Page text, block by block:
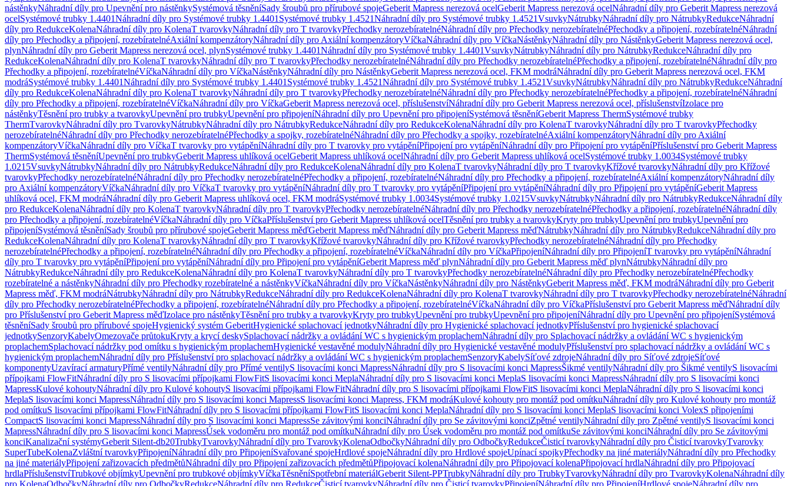
nástěnkyNáhradní díly pro Upevnění pro nástěnkySystémová těsněníSady šroubů pro přírubové spojeGeberit Mapress nerezová ocelGeberit Mapress nerezová ocelNáhradní díly pro Geberit Mapress nerezová
ocelSystémové trubky 1.4401Náhradní díly pro Systémové trubky 1.4401 Systémové trubky 1.4521Náhradní díly pro Systémové trubky 1.4521VsuvkyNátrubkyNáhradní díly pro NátrubkyRedukceNáhradní
díly pro RedukceKolenaNáhradní díly pro KolenaT tvarovkyNáhradní díly pro T tvarovkyPřechodky nerozebíratelnéNáhradní díly pro Přechodky nerozebíratelnéPřechodky a připojení, rozebíratelnéNáhradní
díly pro Přechodky a připojení, rozebíratelnéAxiální kompenzátoryNáhradní díly pro Axiální kompenzátoryVíčkaNáhradní díly pro VíčkaNástěnkyNáhradní díly pro NástěnkyGeberit Mapress nerezová ocel,
plynNáhradní díly pro Geberit Mapress nerezová ocel, plynSystémové trubky 1.4401Náhradní díly pro Systémové trubky 1.4401VsuvkyNátrubkyNáhradní díly pro NátrubkyRedukceNáhradní díly pro
RedukceKolenaNáhradní díly pro KolenaT tvarovkyNáhradní díly pro T tvarovkyPřechodky nerozebíratelnéNáhradní díly pro Přechodky nerozebíratelnéPřechodky a připojení, rozebíratelnéNáhradní díly pro
Přechodky a připojení, rozebíratelnéVíčkaNáhradní díly pro VíčkaNástěnkyNáhradní díly pro NástěnkyGeberit Mapress nerezová ocel, FKM modráNáhradní díly pro Geberit Mapress nerezová ocel, FKM
modráSystémové trubky 1.4401Náhradní díly pro Systémové trubky 1.4401 Systémové trubky 1.4521Náhradní díly pro Systémové trubky 1.4521VsuvkyNátrubkyNáhradní díly pro NátrubkyRedukceNáhradní
díly pro RedukceKolenaNáhradní díly pro KolenaT tvarovkyNáhradní díly pro T tvarovkyPřechodky nerozebíratelnéNáhradní díly pro Přechodky nerozebíratelnéPřechodky a připojení, rozebíratelnéNáhradní
díly pro Přechodky a připojení, rozebíratelnéVíčkaNáhradní díly pro VíčkaGeberit Mapress nerezová ocel, příslušenstvíNáhradní díly pro Geberit Mapress nerezová ocel, příslušenstvíIzolace pro
nástěnkyTěsnění pro trubky a tvarovkyUpevnění pro trubkyUpevnění pro připojeníNáhradní díly pro Upevnění pro připojeníSystémová těsněníGeberit Mapress ThermSystémové trubky
ThermTvarovkyNáhradní díly pro TvarovkyNátrubkyNáhradní díly pro NátrubkyRedukceNáhradní díly pro RedukceKolenaNáhradní díly pro KolenaT tvarovkyNáhradní díly pro T tvarovkyPřechodky
nerozebíratelnéNáhradní díly pro Přechodky nerozebíratelnéPřechodky a spojky, rozebíratelnéNáhradní díly pro Přechodky a spojky, rozebíratelnéAxiální kompenzátoryNáhradní díly pro Axiální
kompenzátoryVíčkaNáhradní díly pro VíčkaT tvarovky pro vytápěníNáhradní díly pro T tvarovky pro vytápěníPřipojení pro vytápěníNáhradní díly pro Připojení pro vytápěníPříslušenství pro Geberit Mapress
ThermSystémová těsněníUpevnění pro trubkyGeberit Mapress uhlíková ocelGeberit Mapress uhlíková ocelNáhradní díly pro Geberit Mapress uhlíková ocelSystémové trubky 1.0034Systémové trubky
1.0215VsuvkyNátrubkyNáhradní díly pro NátrubkyRedukceNáhradní díly pro RedukceKolenaNáhradní díly pro KolenaT tvarovkyNáhradní díly pro T tvarovkyKřížové tvarovkyNáhradní díly pro Křížové
tvarovkyPřechodky nerozebíratelnéNáhradní díly pro Přechodky nerozebíratelnéPřechodky a připojení, rozebíratelnéNáhradní díly pro Přechodky a připojení, rozebíratelnéAxiální kompenzátoryNáhradní díly
pro Axiální kompenzátoryVíčkaNáhradní díly pro VíčkaT tvarovky pro vytápěníNáhradní díly pro T tvarovky pro vytápěníPřipojení pro vytápěníNáhradní díly pro Připojení pro vytápěníGeberit Mapress
uhlíková ocel, FKM modráNáhradní díly pro Geberit Mapress uhlíková ocel, FKM modráSystémové trubky 1.0034Systémové trubky 1.0215VsuvkyNátrubkyNáhradní díly pro NátrubkyRedukceNáhradní díly
pro RedukceKolenaNáhradní díly pro KolenaT tvarovkyNáhradní díly pro T tvarovkyPřechodky nerozebíratelnéNáhradní díly pro Přechodky nerozebíratelnéPřechodky a připojení, rozebíratelnéNáhradní díly
pro Přechodky a připojení, rozebíratelnéVíčkaNáhradní díly pro VíčkaPříslušenství pro Geberit Mapress uhlíková ocelTěsnění pro trubky a tvarovkyKryty pro trubkyUpevnění pro trubkyUpevnění pro
připojeníSystémová těsněníSady šroubů pro přírubové spojeGeberit Mapress měďGeberit Mapress měďNáhradní díly pro Geberit Mapress měďNátrubkyNáhradní díly pro NátrubkyRedukceNáhradní díly pro
RedukceKolenaNáhradní díly pro KolenaT tvarovkyNáhradní díly pro T tvarovkyKřížové tvarovkyNáhradní díly pro Křížové tvarovkyPřechodky nerozebíratelnéNáhradní díly pro Přechodky
nerozebíratelnéPřechodky a připojení, rozebíratelnéNáhradní díly pro Přechodky a připojení, rozebíratelnéVíčkaNáhradní díly pro VíčkaPřipojeníNáhradní díly pro PřipojeníT tvarovky pro vytápěníNáhradní
díly pro T tvarovky pro vytápěníPřipojení pro vytápěníNáhradní díly pro Připojení pro vytápěníGeberit Mapress měď plynNáhradní díly pro Geberit Mapress měď plynNátrubkyNáhradní díly pro
NátrubkyRedukceNáhradní díly pro RedukceKolenaNáhradní díly pro KolenaT tvarovkyNáhradní díly pro T tvarovkyPřechodky nerozebíratelnéNáhradní díly pro Přechodky nerozebíratelnéPřechodky
rozebíratelné a nástěnkyNáhradní díly pro Přechodky rozebíratelné a nástěnkyVíčkaNáhradní díly pro VíčkaNástěnkyNáhradní díly pro NástěnkyGeberit Mapress měď, FKM modráNáhradní díly pro Geberit
Mapress měď, FKM modráNátrubkyNáhradní díly pro NátrubkyRedukceNáhradní díly pro RedukceKolenaNáhradní díly pro KolenaT tvarovkyNáhradní díly pro T tvarovkyPřechodky nerozebíratelnéNáhradní
díly pro Přechodky nerozebíratelnéPřechodky a připojení, rozebíratelnéNáhradní díly pro Přechodky a připojení, rozebíratelnéVíčkaNáhradní díly pro VíčkaPříslušenství pro Geberit Mapress měďNáhradní díly
pro Příslušenství pro Geberit Mapress měďIzolace pro nástěnkyTěsnění pro trubky a tvarovkyKryty pro trubkyUpevnění pro trubkyUpevnění pro připojeníNáhradní díly pro Upevnění pro připojeníSystémová
těsněníSady šroubů pro přírubové spojeHygienický systém GeberitHygienické splachovací jednotkyNáhradní díly pro Hygienické splachovací jednotkyPříslušenství pro hygienické splachovací
jednotkySenzoryKabelyOmezovače průtokuKryty a krycí deskySplachovací nádržky a ovládání WC s hygienickým proplachemNáhradní díly pro Splachovací nádržky a ovládání WC s hygienickým
proplachemSplachovací nádržky pod omítku s hygienickým proplachemHygienické vestavěné modulyNáhradní díly pro Hygienické vestavěné modulyPříslušenství pro splachovací nádržky a ovládání WC s
hygienickým proplachemNáhradní díly pro Příslušenství pro splachovací nádržky a ovládání WC s hygienickým proplachemSenzoryKabelySíťové zdrojeNáhradní díly pro Síťové zdrojeSíťové
komponentyUzavírací armaturyPřímé ventilyNáhradní díly pro Přímé ventilyS lisovacími konci MapressNáhradní díly pro S lisovacími konci MapressŠikmé ventilyNáhradní díly pro Šikmé ventilyS lisovacími
přípojkami FlowFitNáhradní díly pro S lisovacími přípojkami FlowFitS lisovacími konci MeplaNáhradní díly pro S lisovacími konci MeplaS lisovacími konci MapressNáhradní díly pro S lisovacími konci
MapressKulové kohoutyNáhradní díly pro Kulové kohoutyS lisovacími přípojkami FlowFitNáhradní díly pro S lisovacími přípojkami FlowFitS lisovacími konci MeplaNáhradní díly pro S lisovacími konci
MeplaS lisovacími konci MapressNáhradní díly pro S lisovacími konci MapressS lisovacími konci Mapress, FKM modráKulové kohouty pro montáž pod omítkuNáhradní díly pro Kulové kohouty pro montáž
pod omítkuS lisovacími přípojkami FlowFitNáhradní díly pro S lisovacími přípojkami FlowFitS lisovacími konci MeplaNáhradní díly pro S lisovacími konci MeplaS lisovacími konci VolexS připojeními
CompactS lisovacími konci MapressNáhradní díly pro S lisovacími konci MapressSe závitovými konciNáhradní díly pro Se závitovými konciZpětné ventilyNáhradní díly pro Zpětné ventilyS lisovacími konci
MapressNáhradní díly pro S lisovacími konci MapressÚsek vodoměru pro montáž pod omítkuNáhradní díly pro Úsek vodoměru pro montáž pod omítkuSe závitovými konciNáhradní díly pro Se závitovými
konciKanalizační systémyGeberit Silent-db20TrubkyTvarovkyNáhradní díly pro TvarovkyKolenaOdbočkyNáhradní díly pro OdbočkyRedukceČisticí tvarovkyNáhradní díly pro Čisticí tvarovkyTvarovky
SuperTubeKolenaZvláštní tvarovkyPřipojeníNáhradní díly pro PřipojeníSvařované spojeHrdlové spojeNáhradní díly pro Hrdlové spojeUpínací spojkyPřechodky na jiné materiályNáhradní díly pro Přechodky
na jiné materiályPřipojení zařizovacích předmětůNáhradní díly pro Připojení zařizovacích předmětůPřipojovací kolenaNáhradní díly pro Připojovací kolenaPřipojovací hrdlaNáhradní díly pro Připojovací
hrdlaPříslušenstvíTrubkové objímkyUpevnění pro trubkové objímkyVíčkaTěsněníSpotřební materiálGeberit Silent-PPTrubkyNáhradní díly pro TrubkyTvarovkyNáhradní díly pro TvarovkyKolenaNáhradní díly
pro KolenaOdbočkyNáhradní díly pro OdbočkyRedukceNáhradní díly pro RedukceČisticí tvarovkyNáhradní díly pro Čisticí tvarovkyPřipojeníNáhradní díly pro PřipojeníHrdlové spojeNáhradní díly pro